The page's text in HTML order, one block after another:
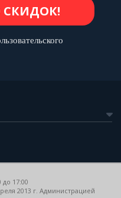
17:00
2013 г. Администрацией